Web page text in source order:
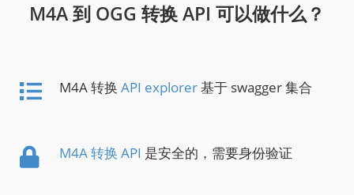
M4A 到 OGG 转换 API 可以做什么？
M4A 转换 API explorer基于 swagger 集合
M4A 转换 API 是安全的，需要身份验证